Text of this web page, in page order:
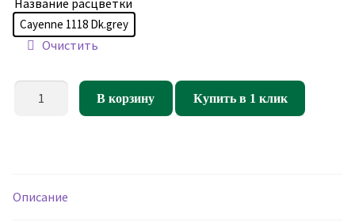
Cayenne 1118 Dk.grey
Очистить
Количество
В корзину Купить в 1 клик
Описание